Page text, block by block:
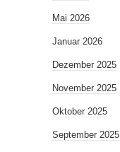
Mai 2026
Januar 2026
Dezember 2025
November 2025
Oktober 2025
September 2025